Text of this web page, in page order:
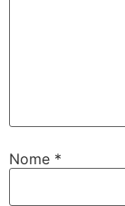
Nome *